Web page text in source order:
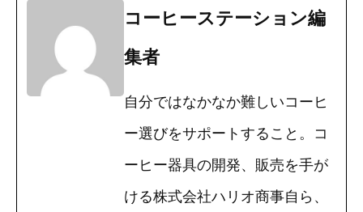
コーヒーステーション編
集者
自分ではなかなか難しいコーヒ
ー選びをサポートすること。コ
ーヒー器具の開発、販売を手が
ける株式会社ハリオ商事自ら、